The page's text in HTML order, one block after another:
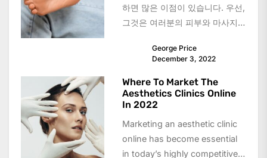
하면 많은 이점이 있습니다. 우선,
그것은 여러분의 피부와 마사지
는데 도움을 줄...
George Price
December 3, 2022
Where To Market The
Aesthetics Clinics Online
In 2022
Marketing an aesthetic clinic
online has become essential
in today’s highly competitive